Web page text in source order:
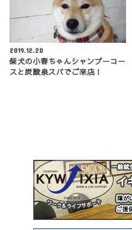
2019.12.20
柴犬の小春ちゃんシャンプーコー
スと炭酸泉スパでご来店！